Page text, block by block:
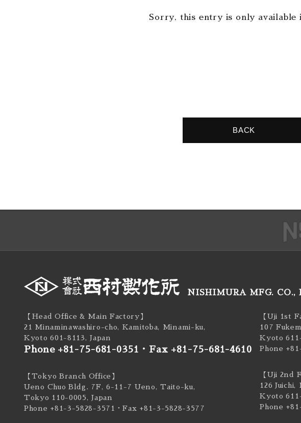
Sorry, this entry is only available
BACK
NISHIMURA MFG. CO.,
【Head Office & Main Factory】
21 Minaminawashiro-cho, Kamitoba, Minami-ku,
Kyoto 601-8113, Japan
Phone +81-75-681-0351 ・ Fax +81-75-681-4610
【Tokyo Branch Office】
Ueno Chuo Bldg. 7F, 6-11-7 Ueno, Taito-ku,
Tokyo 110-0005, Japan
Phone +81-3-5828-3571
・Fax +81-3-5828-3577
【Uji 1st
107
Kyoto
Phone
【Uji 2nd
126
Kyoto
Phone